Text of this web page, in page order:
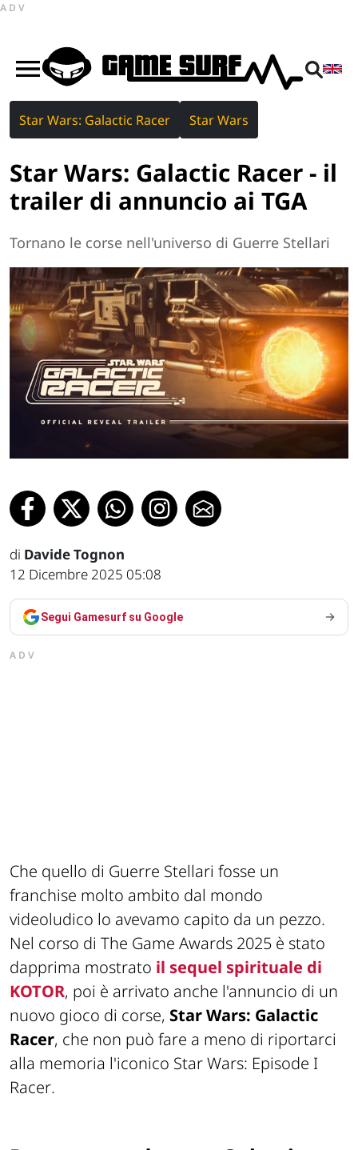
ADV
Star Wars: Galactic Racer Star Wars
Star Wars: Galactic Racer - il
trailer di annuncio ai TGA
Tornano le corse nell'universo di Guerre Stellari
di Davide Tognon
12 Dicembre 2025 05:08
Segui Gamesurf su Google
ADV
Che quello di Guerre Stellari fosse un
franchise molto ambito dal mondo
videoludico lo avevamo capito da un pezzo.
Nel corso di The Game Awards 2025 è stato
dapprima mostrato il sequel spirituale di
KOTOR, poi è arrivato anche l'annuncio di un
nuovo gioco di corse, Star Wars: Galactic
Racer, che non può fare a meno di riportarci
alla memoria l'iconico Star Wars: Episode I
Racer.